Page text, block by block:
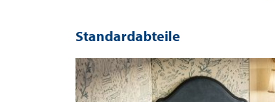
Standardabteile